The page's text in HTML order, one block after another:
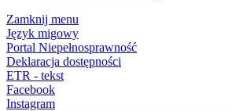
Zamknij menu
Język migowy
Portal Niepełnosprawność
Deklaracja dostępności
ETR - tekst
Facebook
Instagram